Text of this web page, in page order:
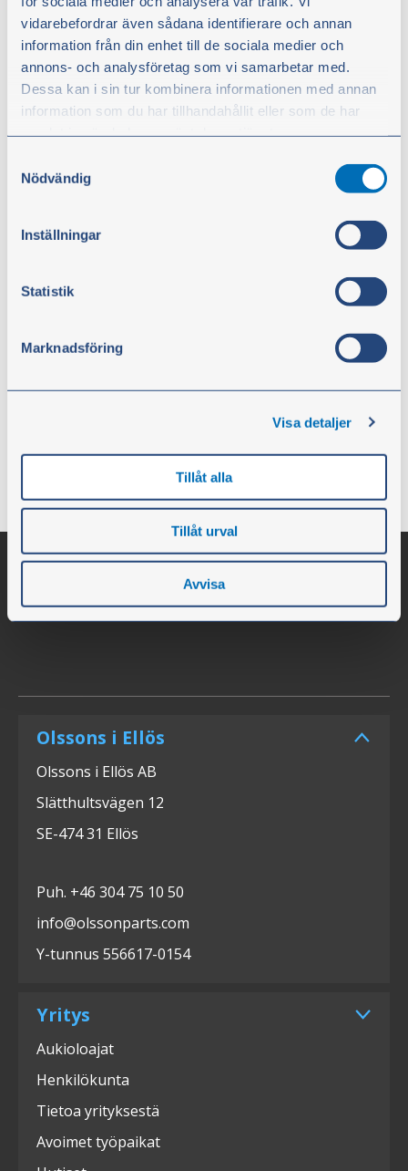
vidarebefordrar även sådana identifierare och annan
information från din enhet till de sociala medier och
annons- och analysföretag som vi samarbetar med.
Dessa kan i sin tur kombinera informationen med annan
information som du har tillhandahållit eller som de har
Du kan när som helst ändra ditt val. För att återkalla ditt
samtycke klickar du på ”Cookie-ikonen” längst ned till
Nödvändig
Inställningar
Statistik
Marknadsföring
Visa detaljer
Tillåt alla
Tillåt urval
Avvisa
Tuotenro:
Olssons i Ellös
Olssons i Ellös AB
Slätthultsvägen 12
SE-474 31 Ellös
Puh. +46 304 75 10 50
info@olssonparts.com
Y-tunnus 556617-0154
Yritys
Aukioloajat
Henkilökunta
Tietoa yrityksestä
Avoimet työpaikat